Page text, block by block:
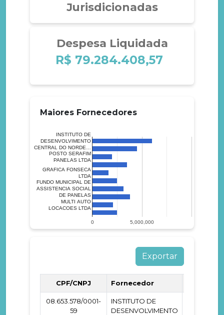
Jurisdicionadas
Despesa Liquidada
R$ 79.284.408,57
Maiores Fornecedores
0 5,000,000
INSTITUTO DE
DESENVOLVIMENTO
CENTRAL DO NORDE…
POSTO SERAFIM
PANELAS LTDA
GRAFICA FONSECA
LTDA
FUNDO MUNICIPAL DE
ASSISTENCIA SOCIAL
DE PANELAS
MULTI AUTO
LOCACOES LTDA
CPF/CNPJ Fornecedor
08.653.578/0001-
59
INSTITUTO DE
DESENVOLVIMENTO